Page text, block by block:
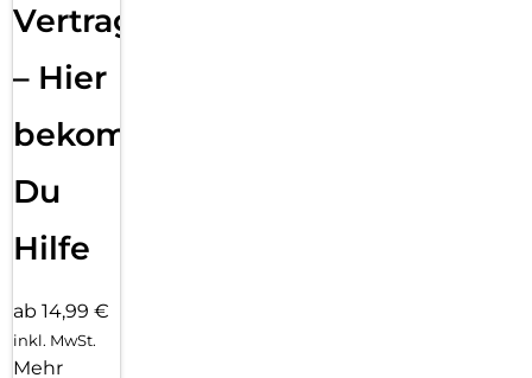
Vertragsabwicklung
– Hier
bekommst
Du
Hilfe
ab 14,99 €
inkl. MwSt.
Mehr